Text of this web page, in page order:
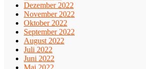
Dezember 2022
November 2022
Oktober 2022
September 2022
August 2022
Juli 2022
Juni 2022